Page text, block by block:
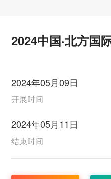
2024中国·北方国
2024年05月09日
开展时间
2024年05月11日
结束时间